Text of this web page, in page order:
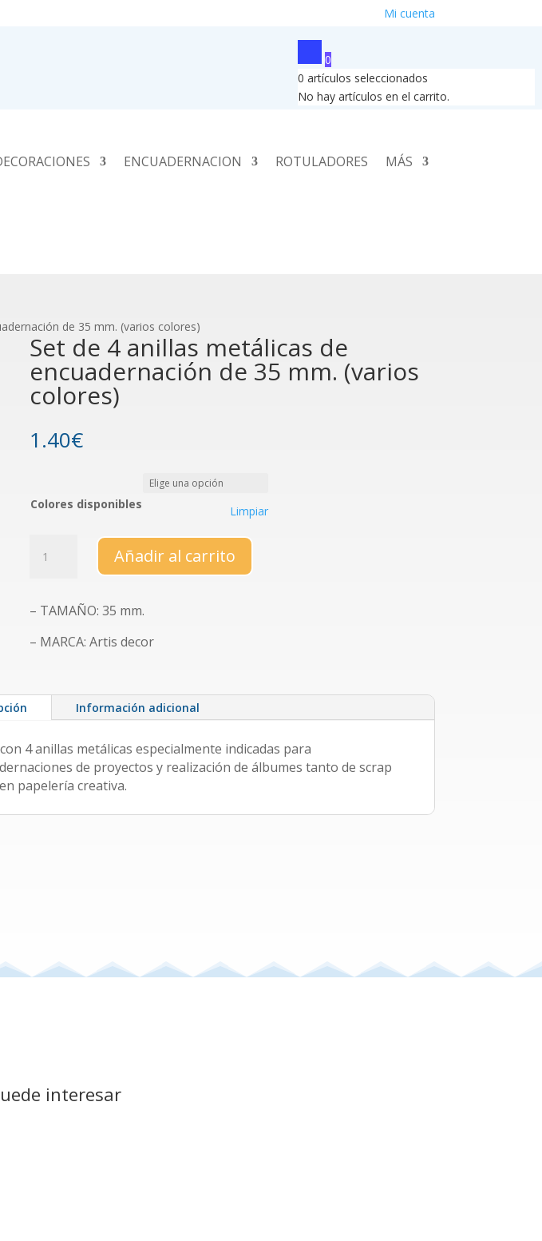
Mi cuenta
0
0 artículos seleccionados
No hay artículos en el carrito.
ENCUADERNACION ROTULADORES MÁS
de 35 mm. (varios colores)
Set de 4 anillas metálicas de
encuadernación de 35 mm. (varios
colores)
1.40€
Colores disponibles Limpiar
metálicas
de
colores)
cantidad
Añadir al carrito
– TAMAÑO: 35 mm.
– MARCA: Artis decor
Información adicional
4 anillas metálicas especialmente indicadas para
de proyectos y realización de álbumes tanto de scrap
papelería creativa.
interesar